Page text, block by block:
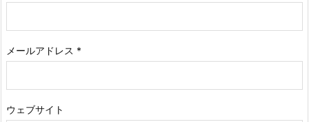
メールアドレス *
ウェブサイト